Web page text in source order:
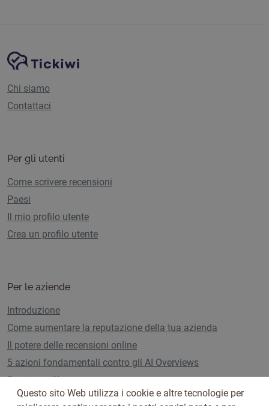
Navigazione del sito
Piattaforma Tickiwi
Chi siamo
Contattaci
Per gli utenti
Come scrivere recensioni
Paesi
Il mio profilo utente
Crea un profilo utente
Per le aziende
Introduzione
Come aumentare la reputazione della tua azienda
Il potere delle recensioni online
5 azioni fondamentali contro gli AI Overviews
Piani e tariffe
Questo sito Web utilizza i cookie e altre tecnologie per